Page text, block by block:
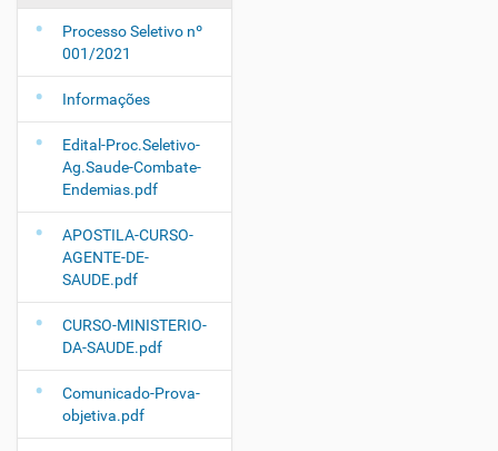
Processo Seletivo nº
001/2021
Informações
Edital-Proc.Seletivo-
Ag.Saude-Combate-
Endemias.pdf
APOSTILA-CURSO-
AGENTE-DE-
SAUDE.pdf
CURSO-MINISTERIO-
DA-SAUDE.pdf
Comunicado-Prova-
objetiva.pdf